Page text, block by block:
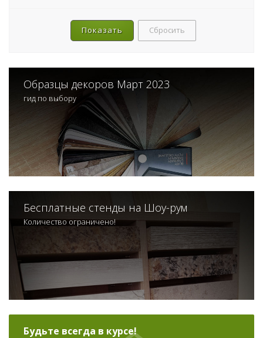
Сбросить
Образцы декоров Март 2023
гид по выбору
Бесплатные стенды на Шоу-рум
Количество ограничено!
Будьте всегда в курсе!